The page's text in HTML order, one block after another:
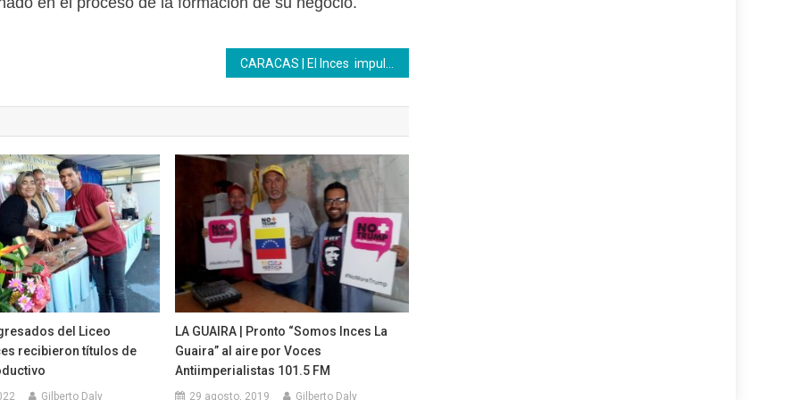
del Liceo
recibieron títulos de
Gilberto Daly
LA GUAIRA | Pronto “Somos Inces La
Guaira” al aire por Voces
Antiimperialistas 101.5 FM
29 agosto, 2019 Gilberto Daly